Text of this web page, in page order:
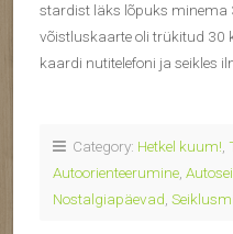
stardist läks lõpuks minema
võistluskaarte oli trükitud 30
kaardi nutitelefoni ja seikles
Category: Hetkel kuum!,
Autoorienteerumine,
Nostalgiapäevad,